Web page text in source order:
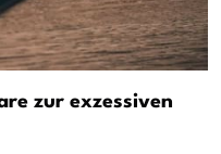
zur exzessiven